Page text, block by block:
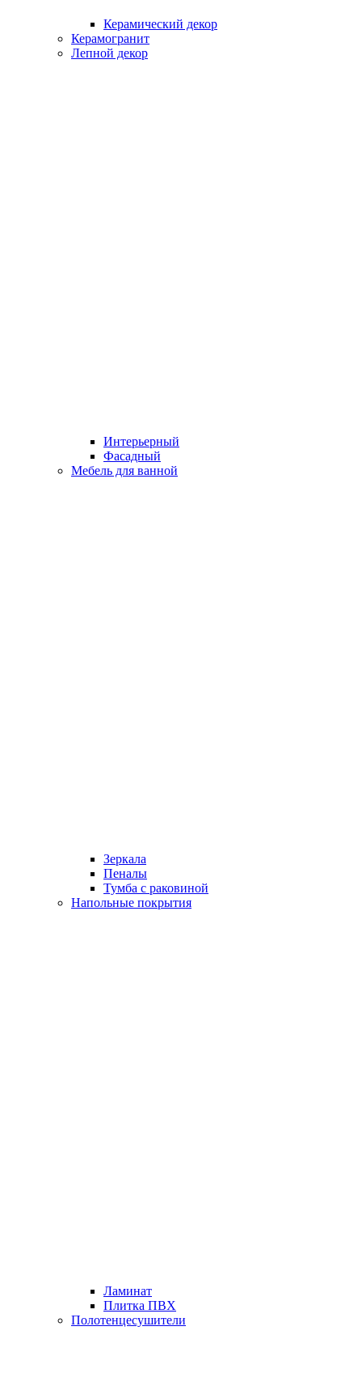
Керамический декор
Керамогранит
Лепной декор
Интерьерный
Фасадный
Мебель для ванной
Зеркала
Пеналы
Тумба с раковиной
Напольные покрытия
Ламинат
Плитка ПВХ
Полотенцесушители